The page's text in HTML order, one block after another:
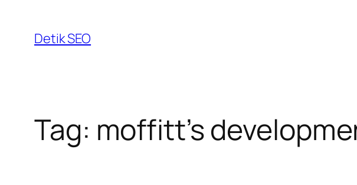
content
Detik SEO
Tag: moffitt’s